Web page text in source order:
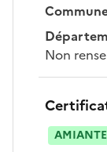
Non
AMIANTE